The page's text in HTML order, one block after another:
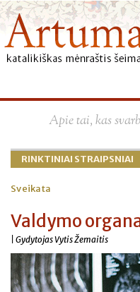
Apie tai, kas
RINKTINIAI STRAIPSNIAI
Sveikata
Valdymo
| Gydytojas Vytis Žemaitis